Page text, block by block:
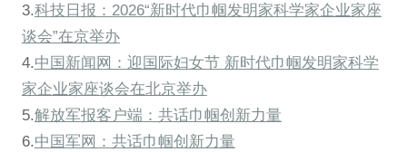
3.科技日报：2026“新时代巾帼发明家科学家企业家座
谈会”在京举办
4.中国新闻网：迎国际妇女节 新时代巾帼发明家科学
家企业家座谈会在北京举办
5.解放军报客户端：共话巾帼创新力量
6.中国军网：共话巾帼创新力量